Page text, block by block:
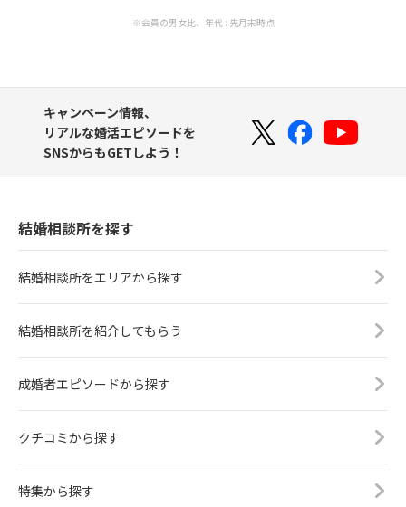
※会員の男女比、年代 : 先月末時点
キャンペーン情報、
リアルな婚活エピソードを
SNSからもGETしよう！
結婚相談所を探す
結婚相談所をエリアから探す
結婚相談所を紹介してもらう
成婚者エピソードから探す
クチコミから探す
特集から探す